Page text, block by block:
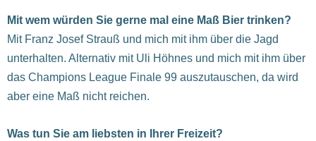
Mit wem würden Sie gerne mal eine Maß Bier trinken?
Mit Franz Josef Strauß und mich mit ihm über die Jagd
unterhalten. Alternativ mit Uli Höhnes und mich mit ihm über
das Champions League Finale 99 auszutauschen, da wird
aber eine Maß nicht reichen.
Was tun Sie am liebsten in Ihrer Freizeit?